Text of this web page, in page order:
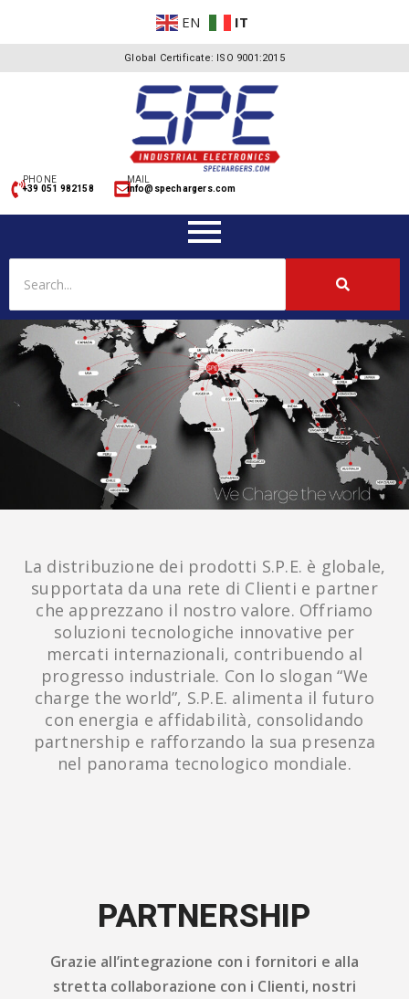
EN IT
Global Certificate: ISO 9001:2015
PHONE
+39 051 982158
MAIL
info@spechargers.com
La distribuzione dei prodotti S.P.E. è globale,
supportata da una rete di Clienti e partner
che apprezzano il nostro valore. Offriamo
soluzioni tecnologiche innovative per
mercati internazionali, contribuendo al
progresso industriale. Con lo slogan “We
charge the world”, S.P.E. alimenta il futuro
con energia e affidabilità, consolidando
partnership e rafforzando la sua presenza
nel panorama tecnologico mondiale.
PARTNERSHIP
Grazie all’integrazione con i fornitori e alla
stretta collaborazione con i Clienti, nostri